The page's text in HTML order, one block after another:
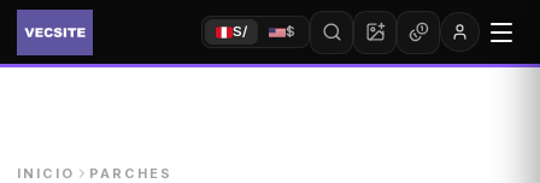
S/ $
INICIO PARCHES